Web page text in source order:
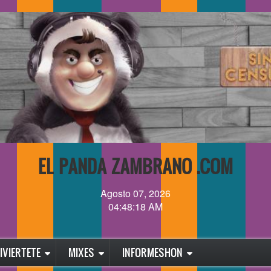
EL PANDA ZAMBRANO .COM
Agosto 07, 2026
04:48:19 AM
MIXES INFORMESHON